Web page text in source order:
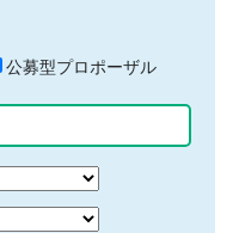
公募型プロポーザル